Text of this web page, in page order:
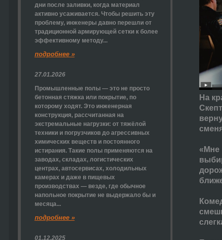
На
«Мне
дни после заливки, когда материал
активно усаживается. Чтобы решить эту
проблему, инженеры давно перешли от
традиционной армирующей сетки к более
эффективному методу...
подробнее »
27.01.2026
Промышленные полы — это не просто
бетонная стяжка или покрытие, по
которому ходят. Это инженерная
конструкция, рассчитанная на
экстремальные нагрузки: от тяжёлой
техники и погрузчиков до агрессивных
химических веществ и постоянного
истирания. Такие полы применяются на
заводах, складах, логистических
центрах, автосервисах, холодильных
камерах и даже в пищевых
производствах — везде, где обычное
напольное покрытие не выдержало бы и
месяца...
подробнее »
01.12.2025